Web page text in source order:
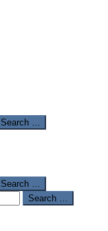
Search …
Search …
Search …